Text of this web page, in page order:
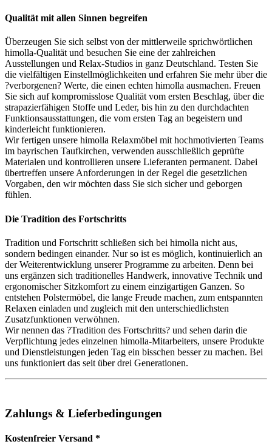
Qualität mit allen Sinnen begreifen
Überzeugen Sie sich selbst von der mittlerweile sprichwörtlichen
himolla-Qualität und besuchen Sie eine der zahlreichen
Ausstellungen und Relax-Studios in ganz Deutschland. Testen Sie
die vielfältigen Einstellmöglichkeiten und erfahren Sie mehr über die
?verborgenen? Werte, die einen echten himolla ausmachen. Freuen
Sie sich auf kompromisslose Qualität vom ersten Beschlag, über die
strapazierfähigen Stoffe und Leder, bis hin zu den durchdachten
Funktionsausstattungen, die vom ersten Tag an begeistern und
kinderleicht funktionieren.
Wir fertigen unsere himolla Relaxmöbel mit hochmotivierten Teams
im bayrischen Taufkirchen, verwenden ausschließlich geprüfte
Materialen und kontrollieren unsere Lieferanten permanent. Dabei
übertreffen unsere Anforderungen in der Regel die gesetzlichen
Vorgaben, den wir möchten dass Sie sich sicher und geborgen
fühlen.
Die Tradition des Fortschritts
Tradition und Fortschritt schließen sich bei himolla nicht aus,
sondern bedingen einander. Nur so ist es möglich, kontinuierlich an
der Weiterentwicklung unserer Programme zu arbeiten. Denn bei
uns ergänzen sich traditionelles Handwerk, innovative Technik und
ergonomischer Sitzkomfort zu einem einzigartigen Ganzen. So
entstehen Polstermöbel, die lange Freude machen, zum entspannten
Relaxen einladen und zugleich mit den unterschiedlichsten
Zusatzfunktionen verwöhnen.
Wir nennen das ?Tradition des Fortschritts? und sehen darin die
Verpflichtung jedes einzelnen himolla-Mitarbeiters, unsere Produkte
und Dienstleistungen jeden Tag ein bisschen besser zu machen. Bei
uns funktioniert das seit über drei Generationen.
Zahlungs & Lieferbedingungen
Kostenfreier Versand *